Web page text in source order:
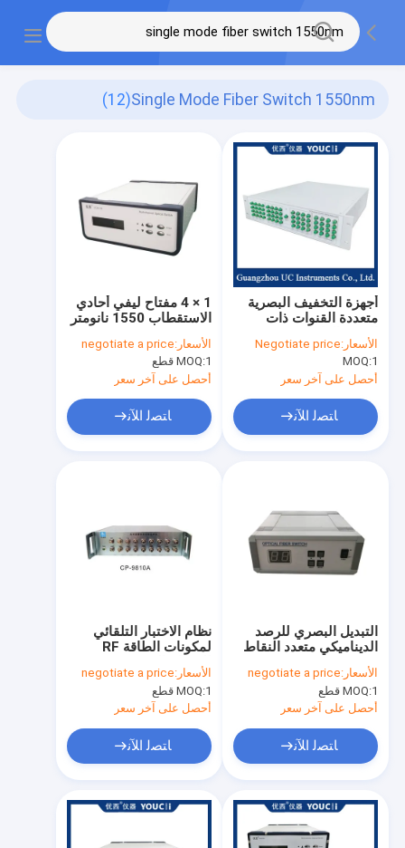
Single Mode Fiber Switch 1550nm
(12)
1 × 4 مفتاح ليفي أحادي
الاستقطاب 1550 نانومتر
الأسعار:negotiate a price
MOQ:1 قطع
أحصل على آخر سعر
ﺎﺘﺼﻟ ﺍﻶﻧ
أجهزة التخفيف البصرية
متعددة القنوات ذات
نطاق التخفيف
الأسعار:Negotiate price
MOQ:1
أحصل على آخر سعر
ﺎﺘﺼﻟ ﺍﻶﻧ
نظام الاختبار التلقائي
لمكونات الطاقة RF
للمفتاح البصري
الأسعار:negotiate a price
MOQ:1 قطع
أحصل على آخر سعر
ﺎﺘﺼﻟ ﺍﻶﻧ
التبديل البصري للرصد
الديناميكي متعدد النقاط
مم
الأسعار:negotiate a price
MOQ:1 قطع
أحصل على آخر سعر
ﺎﺘﺼﻟ ﺍﻶﻧ